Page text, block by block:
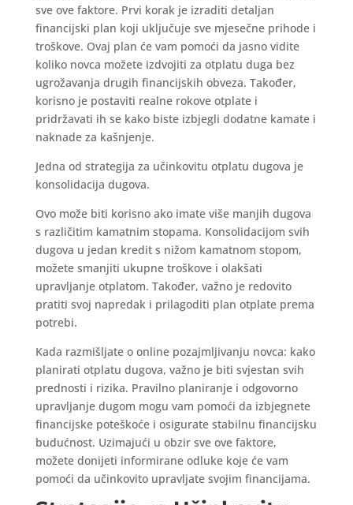
sve ove faktore. Prvi korak je izraditi detaljan
financijski plan koji uključuje sve mjesečne prihode i
troškove. Ovaj plan će vam pomoći da jasno vidite
koliko novca možete izdvojiti za otplatu duga bez
ugrožavanja drugih financijskih obveza. Također,
korisno je postaviti realne rokove otplate i
pridržavati ih se kako biste izbjegli dodatne kamate i
naknade za kašnjenje.
Jedna od strategija za učinkovitu otplatu dugova je
konsolidacija dugova.
Ovo može biti korisno ako imate više manjih dugova
s različitim kamatnim stopama. Konsolidacijom svih
dugova u jedan kredit s nižom kamatnom stopom,
možete smanjiti ukupne troškove i olakšati
upravljanje otplatom. Također, važno je redovito
pratiti svoj napredak i prilagoditi plan otplate prema
potrebi.
Kada razmišljate o online pozajmljivanju novca: kako
planirati otplatu dugova, važno je biti svjestan svih
prednosti i rizika. Pravilno planiranje i odgovorno
upravljanje dugom mogu vam pomoći da izbjegnete
financijske poteškoće i osigurate stabilnu financijsku
budućnost. Uzimajući u obzir sve ove faktore,
možete donijeti informirane odluke koje će vam
pomoći da učinkovito upravljate svojim financijama.